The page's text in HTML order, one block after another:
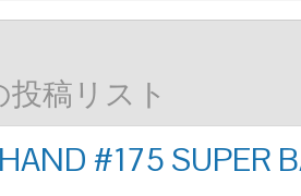
稿リスト
#175 SUPER